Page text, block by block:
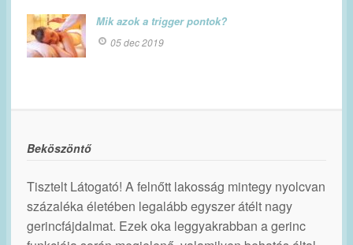
Mik azok a trigger pontok?
05 dec 2019
Beköszöntő
Tisztelt Látogató! A felnőtt lakosság mintegy nyolcvan
százaléka életében legalább egyszer átélt nagy
gerincfájdalmat. Ezek oka leggyakrabban a gerinc